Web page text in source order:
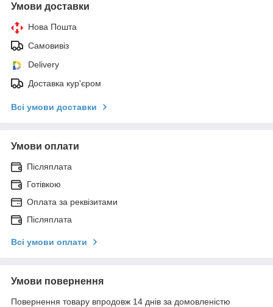
Умови доставки
Нова Пошта
Самовивіз
Delivery
Доставка кур'єром
Всі умови доставки
Умови оплати
Післяплата
Готівкою
Оплата за реквізитами
Післяплата
Всі умови оплати
Умови повернення
Повернення товару впродовж 14 днів за домовленістю